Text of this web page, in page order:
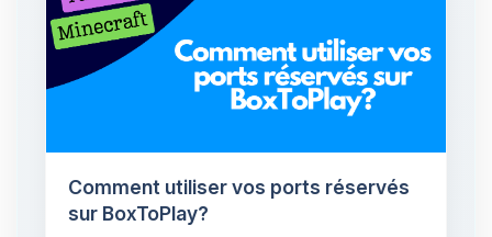
Comment utiliser vos ports réservés
sur BoxToPlay?